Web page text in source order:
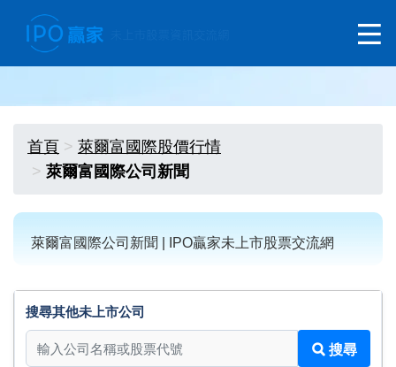
首頁
萊爾富國際股價行情
萊爾富國際公司新聞
萊爾富國際公司新聞 | IPO贏家未上市股票交流網
搜尋其他未上市公司
搜尋其他未上市公司
搜尋